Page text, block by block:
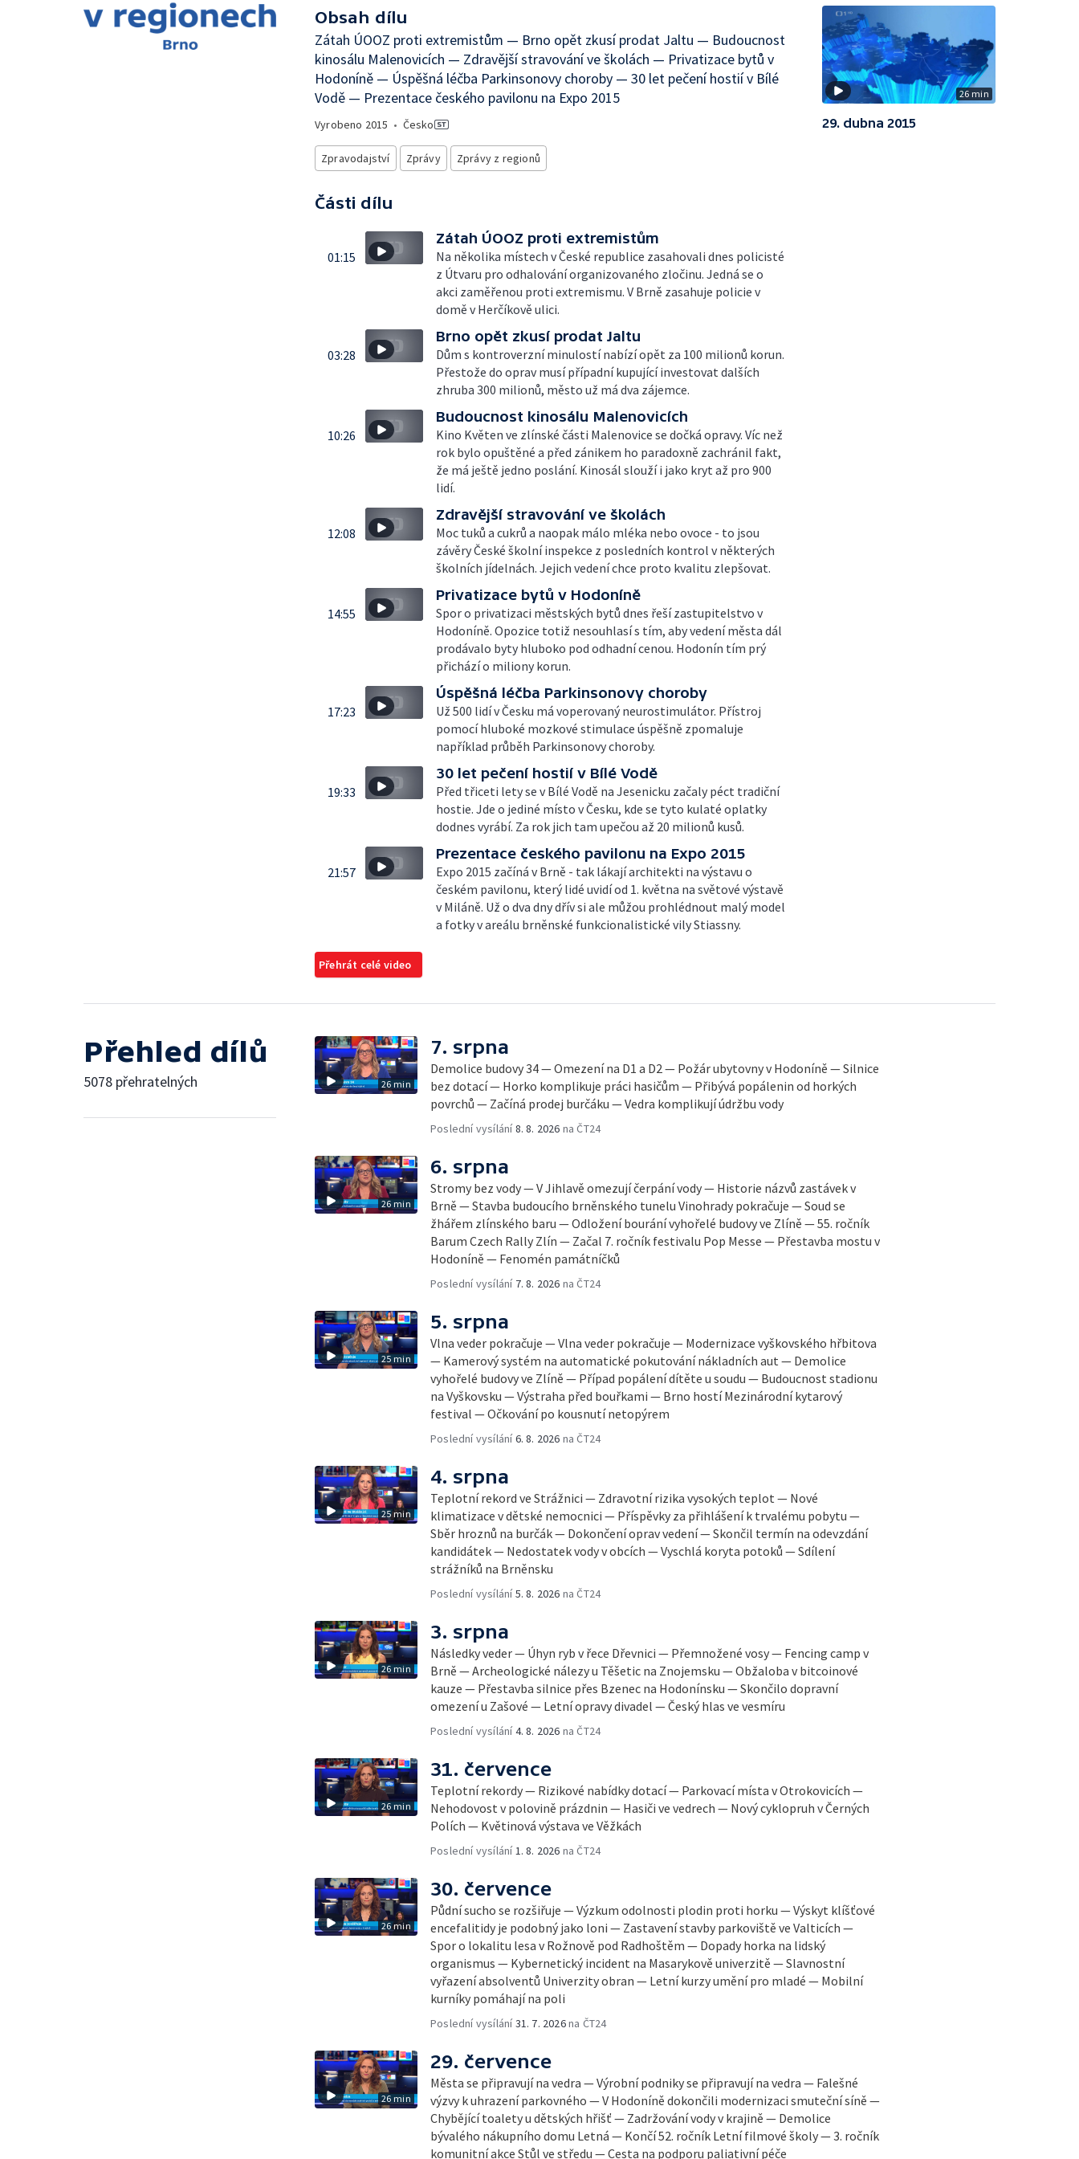
Obsah dílu
Zátah ÚOOZ proti extremistům — Brno opět zkusí prodat Jaltu — Budoucnost
kinosálu Malenovicích — Zdravější stravování ve školách — Privatizace bytů v
Hodoníně — Úspěšná léčba Parkinsonovy choroby — 30 let pečení hostií v Bílé
Vodě — Prezentace českého pavilonu na Expo 2015
Vyrobeno 2015 • Česko
Zpravodajství Zprávy Zprávy z regionů
Části dílu
01:15
Zátah ÚOOZ proti extremistům
Na několika místech v České republice zasahovali dnes policisté
z Útvaru pro odhalování organizovaného zločinu. Jedná se o
akci zaměřenou proti extremismu. V Brně zasahuje policie v
domě v Herčíkově ulici.
03:28
Brno opět zkusí prodat Jaltu
Dům s kontroverzní minulostí nabízí opět za 100 milionů korun.
Přestože do oprav musí případní kupující investovat dalších
zhruba 300 milionů, město už má dva zájemce.
10:26
Budoucnost kinosálu Malenovicích
Kino Květen ve zlínské části Malenovice se dočká opravy. Víc než
rok bylo opuštěné a před zánikem ho paradoxně zachránil fakt,
že má ještě jedno poslání. Kinosál slouží i jako kryt až pro 900
lidí.
12:08
Zdravější stravování ve školách
Moc tuků a cukrů a naopak málo mléka nebo ovoce - to jsou
závěry České školní inspekce z posledních kontrol v některých
školních jídelnách. Jejich vedení chce proto kvalitu zlepšovat.
14:55
Privatizace bytů v Hodoníně
Spor o privatizaci městských bytů dnes řeší zastupitelstvo v
Hodoníně. Opozice totiž nesouhlasí s tím, aby vedení města dál
prodávalo byty hluboko pod odhadní cenou. Hodonín tím prý
přichází o miliony korun.
17:23
Úspěšná léčba Parkinsonovy choroby
Už 500 lidí v Česku má voperovaný neurostimulátor. Přístroj
pomocí hluboké mozkové stimulace úspěšně zpomaluje
například průběh Parkinsonovy choroby.
19:33
30 let pečení hostií v Bílé Vodě
Před třiceti lety se v Bílé Vodě na Jesenicku začaly péct tradiční
hostie. Jde o jediné místo v Česku, kde se tyto kulaté oplatky
dodnes vyrábí. Za rok jich tam upečou až 20 milionů kusů.
21:57
Prezentace českého pavilonu na Expo 2015
Expo 2015 začíná v Brně - tak lákají architekti na výstavu o
českém pavilonu, který lidé uvidí od 1. května na světové výstavě
v Miláně. Už o dva dny dřív si ale můžou prohlédnout malý model
a fotky v areálu brněnské funkcionalistické vily Stiassny.
Přehrát celé video
26 min
29. dubna 2015
Přehled dílů
5078 přehratelných 26 min
7. srpna
Demolice budovy 34 — Omezení na D1 a D2 — Požár ubytovny v Hodoníně — Silnice
bez dotací — Horko komplikuje práci hasičům — Přibývá popálenin od horkých
povrchů — Začíná prodej burčáku — Vedra komplikují údržbu vody
Poslední vysílání8. 8. 2026 na ČT24
26 min
6. srpna
Stromy bez vody — V Jihlavě omezují čerpání vody — Historie názvů zastávek v
Brně — Stavba budoucího brněnského tunelu Vinohrady pokračuje — Soud se
žhářem zlínského baru — Odložení bourání vyhořelé budovy ve Zlíně — 55. ročník
Barum Czech Rally Zlín — Začal 7. ročník festivalu Pop Messe — Přestavba mostu v
Hodoníně — Fenomén památníčků
Poslední vysílání 7. 8. 2026 na ČT24
25 min
5. srpna
Vlna veder pokračuje — Vlna veder pokračuje — Modernizace vyškovského hřbitova
— Kamerový systém na automatické pokutování nákladních aut — Demolice
vyhořelé budovy ve Zlíně — Případ popálení dítěte u soudu — Budoucnost stadionu
na Vyškovsku — Výstraha před bouřkami — Brno hostí Mezinárodní kytarový
festival — Očkování po kousnutí netopýrem
Poslední vysílání6. 8. 2026 na ČT24
25 min
4. srpna
Teplotní rekord ve Strážnici — Zdravotní rizika vysokých teplot — Nové
klimatizace v dětské nemocnici — Příspěvky za přihlášení k trvalému pobytu —
Sběr hroznů na burčák — Dokončení oprav vedení — Skončil termín na odevzdání
kandidátek — Nedostatek vody v obcích — Vyschlá koryta potoků — Sdílení
strážníků na Brněnsku
Poslední vysílání5. 8. 2026 na ČT24
26 min
3. srpna
Následky veder — Úhyn ryb v řece Dřevnici — Přemnožené vosy — Fencing camp v
Brně — Archeologické nálezy u Těšetic na Znojemsku — Obžaloba v bitcoinové
kauze — Přestavba silnice přes Bzenec na Hodonínsku — Skončilo dopravní
omezení u Zašové — Letní opravy divadel — Český hlas ve vesmíru
Poslední vysílání4. 8. 2026 na ČT24
26 min
31. července
Teplotní rekordy — Rizikové nabídky dotací — Parkovací místa v Otrokovicích —
Nehodovost v polovině prázdnin — Hasiči ve vedrech — Nový cyklopruh v Černých
Polích — Květinová výstava ve Věžkách
Poslední vysílání1. 8. 2026 na ČT24
26 min
30. července
Půdní sucho se rozšiřuje — Výzkum odolnosti plodin proti horku — Výskyt klíšťové
encefalitidy je podobný jako loni — Zastavení stavby parkoviště ve Valticích —
Spor o lokalitu lesa v Rožnově pod Radhoštěm — Dopady horka na lidský
organismus — Kybernetický incident na Masarykově univerzitě — Slavnostní
vyřazení absolventů Univerzity obran — Letní kurzy umění pro mladé — Mobilní
kurníky pomáhají na poli
Poslední vysílání31. 7. 2026na ČT24
26 min
29. července
Města se připravují na vedra — Výrobní podniky se připravují na vedra — Falešné
výzvy k uhrazení parkovného — V Hodoníně dokončili modernizaci smuteční síně —
Chybějící toalety u dětských hřišť — Zadržování vody v krajině — Demolice
bývalého nákupního domu Letná — Končí 52. ročník Letní filmové školy — 3. ročník
komunitní akce Stůl ve středu — Cesta na podporu paliativní péče